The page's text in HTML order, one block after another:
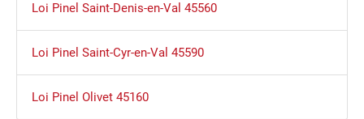
Loi Pinel Saint-Denis-en-Val 45560
Loi Pinel Saint-Cyr-en-Val 45590
Loi Pinel Olivet 45160